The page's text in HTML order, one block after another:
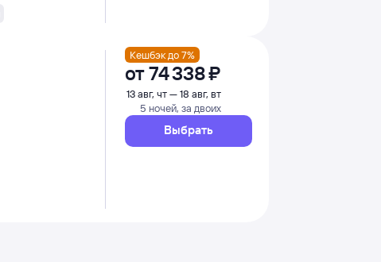
Кешбэк до 7%
от74 ⁠338 ⁠₽
13 авг, чт — 18 авг, вт
5 ночей, за двоих
Выбрать